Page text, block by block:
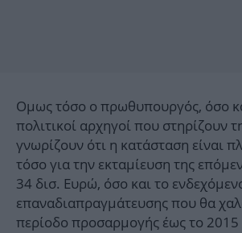
Ομως τόσο ο πρωθυπουργός, όσο
πολιτικοί αρχηγοί που στηρίζουν
γνωρίζουν ότι η κατάσταση είναι
τόσο για την εκταμίευση της
34 δισ. Ευρώ, όσο και το
επαναδιαπραγμάτευσης που θα
περίοδο προσαρμογής έως το 2015